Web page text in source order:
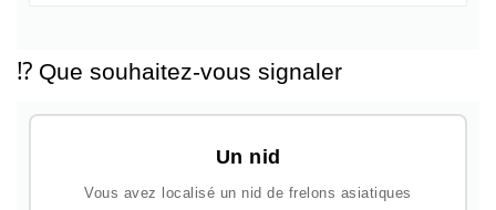
⁉️ Que souhaitez-vous signaler
Un nid
Vous avez localisé un nid de frelons asiatiques